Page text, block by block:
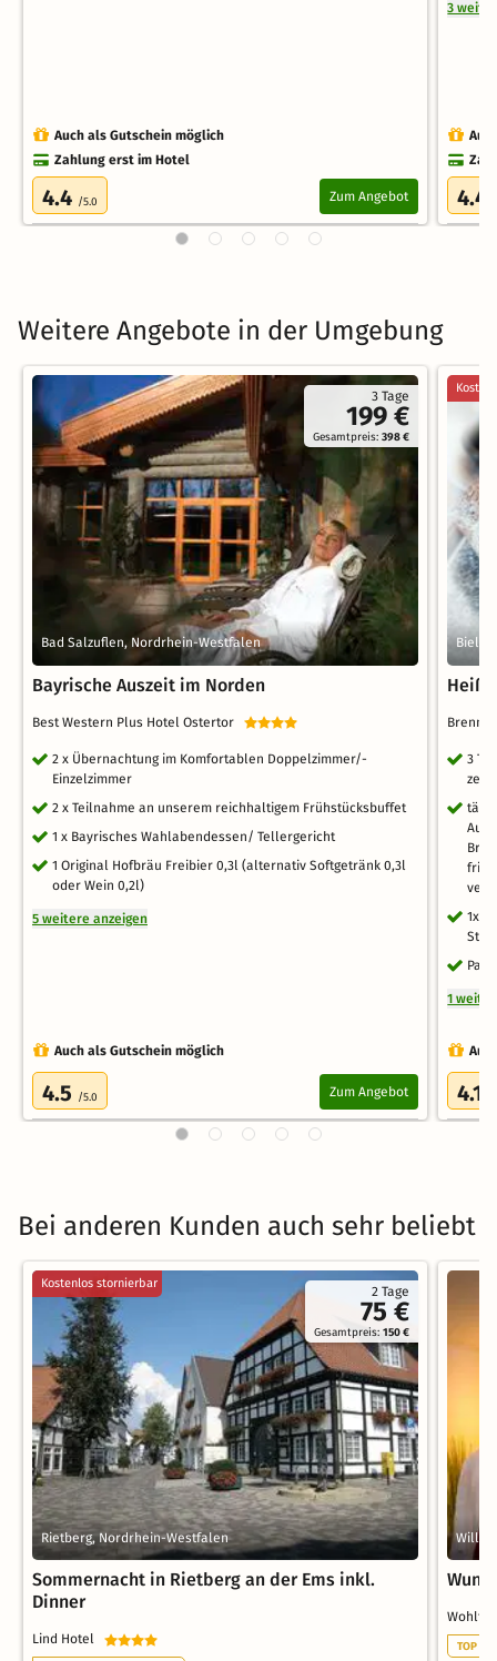
Auch als Gutschein möglich
Zahlung erst im Hotel
4.4 /5.0 Zum Angebot
3
4.4
Weitere Angebote in der Umgebung
3 Tage
199 €
Gesamtpreis:398 €
Bad Salzuflen, Nordrhein-Westfalen
Bayrische Auszeit im Norden
Best Western Plus Hotel Ostertor
2 x Übernachtung im Komfortablen Doppelzimmer/-
Einzelzimmer
2 x Teilnahme an unserem reichhaltigem Frühstücksbuffet
1 x Bayrisches Wahlabendessen/ Tellergericht
1 Original Hofbräu Freibier 0,3l (alternativ Softgetränk 0,3l
oder Wein 0,2l)
5 weitere anzeigen
Auch als Gutschein möglich
4.5 /5.0 Zum Angebot
3
1x
1
4.1
Bei anderen Kunden auch sehr beliebt
2 Tage
75 €
Gesamtpreis:150 €
Kostenlos stornierbar
Rietberg, Nordrhein-Westfalen
Sommernacht in Rietberg an der Ems inkl.
Dinner
Lind Hotel TOP